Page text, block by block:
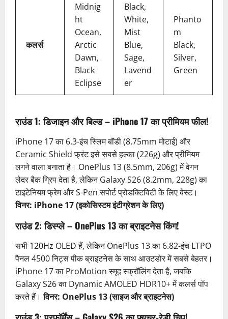
कलर्स
Midnig
ht
Ocean,
Arctic
Dawn,
Black
Eclipse
Black,
White,
Mist
Blue,
Sage,
Lavend
er
Phanto
m
Black,
Silver,
Green
राउंड 1: डिजाइन और बिल्ड – iPhone 17 का प्रीमियम फील!
iPhone 17 का 6.3-इंच स्लिम बॉडी (8.75mm मोटाई) और
Ceramic Shield फ्रंट इसे सबसे हल्का (226g) और प्रीमियम
लगने वाला बनाता है। OnePlus 13 (8.5mm, 206g) में वेगन
लेदर बैक ग्रिप देता है, लेकिन Galaxy S26 (8.2mm, 228g) का
टाइटेनियम फ्रेम और S-Pen सपोर्ट प्रोडक्टिविटी के लिए बेस्ट।
विनर: iPhone 17 (इकोसिस्टम इंटीग्रेशन के लिए)
राउंड 2: डिस्प्ले – OnePlus 13 का ब्राइटनेस किंग!
सभी 120Hz OLED हैं, लेकिन OnePlus 13 का 6.82-इंच LTPO
पैनल 4500 निट्स पीक ब्राइटनेस के साथ आउटडोर में सबसे बेहतर।
iPhone 17 का ProMotion स्मूद स्क्रॉलिंग देता है, जबकि
Galaxy S26 का Dynamic AMOLED HDR10+ में कलर्स पॉप
करते हैं।विनर: OnePlus 13 (साइज और ब्राइटनेस)